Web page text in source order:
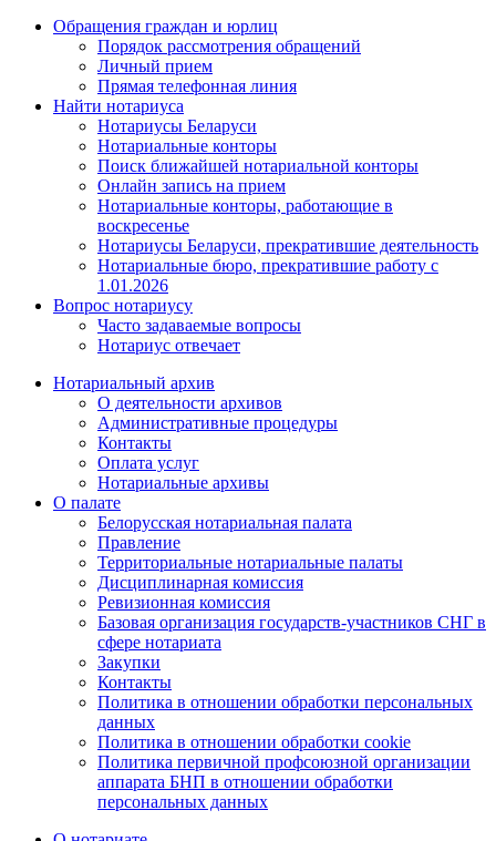
Обращения граждан и юрлиц
Порядок рассмотрения обращений
Личный прием
Прямая телефонная линия
Найти нотариуса
Нотариусы Беларуси
Нотариальные конторы
Поиск ближайшей нотариальной конторы
Онлайн запись на прием
Нотариальные конторы, работающие в
воскресенье
Нотариусы Беларуси, прекратившие деятельность
Нотариальные бюро, прекратившие работу с
1.01.2026
Вопрос нотариусу
Часто задаваемые вопросы
Нотариус отвечает
Нотариальный архив
О деятельности архивов
Административные процедуры
Контакты
Оплата услуг
Нотариальные архивы
О палате
Белорусская нотариальная палата
Правление
Территориальные нотариальные палаты
Дисциплинарная комиссия
Ревизионная комиссия
Базовая организация государств-участников СНГ в
сфере нотариата
Закупки
Контакты
Политика в отношении обработки персональных
данных
Политика в отношении обработки cookie
Политика первичной профсоюзной организации
аппарата БНП в отношении обработки
персональных данных